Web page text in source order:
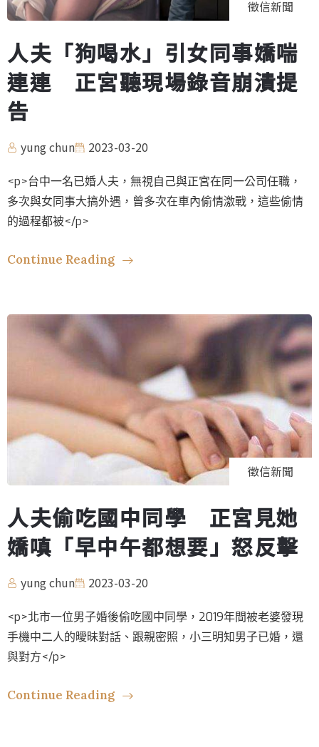
徵信新聞
人夫「狗喝水」引女同事嬌喘
連連 正宮聽現場錄音崩潰提
告
yung chun 2023-03-20
<p>台中一名已婚人夫，無視自己與正宮在同一公司任職，
多次與女同事大搞外遇，曾多次在車內偷情激戰，這些偷情
的過程都被</p>
Continue Reading
徵信新聞
人夫偷吃國中同學 正宮見她
嬌嗔「早中午都想要」怒反擊
yung chun 2023-03-20
<p>北市一位男子婚後偷吃國中同學，2019年間被老婆發現
手機中二人的曖昧對話、跟親密照，小三明知男子已婚，還
與對方</p>
Continue Reading